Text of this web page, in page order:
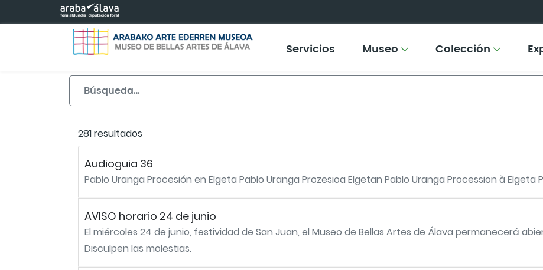
Saltar al contenido principal
Servicios Museo Colección
281 resultados
Audioguia 36
Pablo Uranga Procesión en Elgeta Pablo Uranga Prozesioa Elgetan Pablo Uranga Procession à Elgeta
AVISO horario 24 de junio
El miércoles 24 de junio, festividad de San Juan, el Museo de Bellas Artes de Álava permanecerá
Disculpen las molestias.